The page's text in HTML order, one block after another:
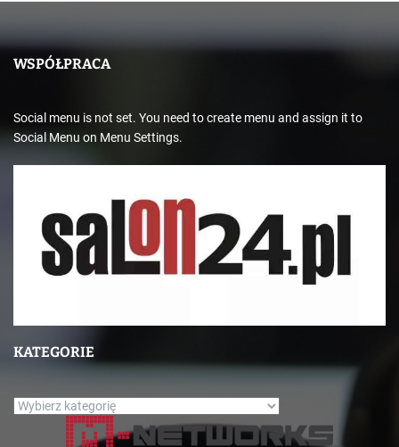
WSPÓŁPRACA
Social menu is not set. You need to create menu and assign it to
Social Menu on Menu Settings.
KATEGORIE
K